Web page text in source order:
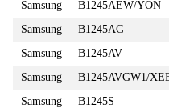
Samsung
B1245AEW/YON
Samsung
B1245AG
Samsung
B1245AV
Samsung
B1245AVGW1/
Samsung
B1245S